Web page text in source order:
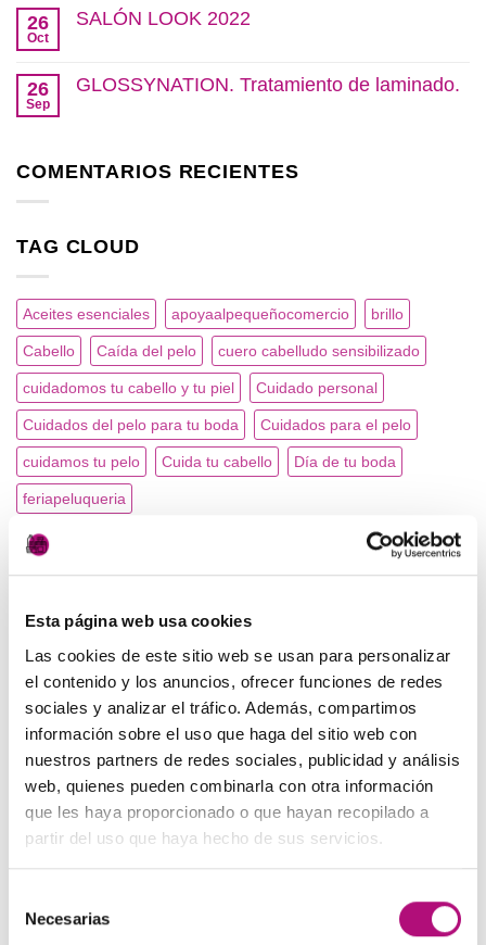
Esta página web usa cookies
Las cookies de este sitio web se usan para personalizar
el contenido y los anuncios, ofrecer funciones de redes
sociales y analizar el tráfico. Además, compartimos
información sobre el uso que haga del sitio web con
nuestros partners de redes sociales, publicidad y análisis
web, quienes pueden combinarla con otra información
que les haya proporcionado o que hayan recopilado a
partir del uso que haya hecho de sus servicios.
Necesarias
comercio.
comentarios
en
salón.
26
Oct
SALÓN LOOK 2022
en
26
Sep
GLOSSYNATION. Tratamiento de laminado.
GLOSSYNATION.
COMENTARIOS RECIENTES
TAG CLOUD
Aceites esenciales apoyaalpequeñocomercio brillo
Cabello Caída del pelo cuero cabelludo sensibilizado
cuidadomos tu cabello y tu piel Cuidado personal
Cuidados del pelo para tu boda Cuidados para el pelo
cuidamos tu pelo Cuida tu cabello Día de tu boda
feriapeluqueria
Lavarte la cabeza con productos ecológicos. Productos
naturales. Productos orgánicos.
Pelo. Cabello. Verano. Sol. Cuidados del pelo. Solar.
Peluquería
Peluquería en navidad.
Peluquería para tu boda. Cuidados para tu pelo
Principios activos. Productos ecológicos
Producto profesional natural Productos ecológicos.
tratamientos caída del pelo Tratamientos para el pelo